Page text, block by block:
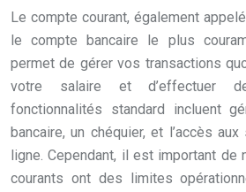
Le compte courant, également
le compte bancaire le plus
permet de gérer vos transactions
votre salaire et d’effectuer
fonctionnalités standard incluent
bancaire, un chéquier, et l’accès
ligne. Cependant, il est important
courants ont des limites